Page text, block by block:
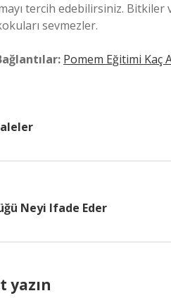
tercih edebilirsiniz.
sevmezler.
Pomem Eğitimi Kaç
Neyi Ifade Eder
yazın